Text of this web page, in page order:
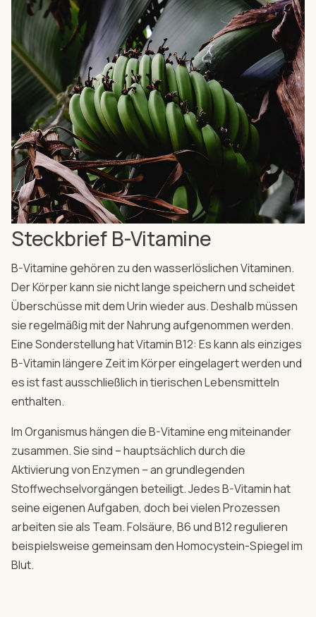
Steckbrief B-Vitamine
B-Vitamine gehören zu den wasserlöslichen Vitaminen.
Der Körper kann sie nicht lange speichern und scheidet
Überschüsse mit dem Urin wieder aus. Deshalb müssen
sie regelmäßig mit der Nahrung aufgenommen werden.
Eine Sonderstellung hat Vitamin B12: Es kann als einziges
B-Vitamin längere Zeit im Körper eingelagert werden und
es ist fast ausschließlich in tierischen Lebensmitteln
enthalten.
Im Organismus hängen die B-Vitamine eng miteinander
zusammen. Sie sind – hauptsächlich durch die
Aktivierung von Enzymen – an grundlegenden
Stoffwechselvorgängen beteiligt. Jedes B-Vitamin hat
seine eigenen Aufgaben, doch bei vielen Prozessen
arbeiten sie als Team. Folsäure, B6 und B12 regulieren
beispielsweise gemeinsam den Homocystein-Spiegel im
Blut.